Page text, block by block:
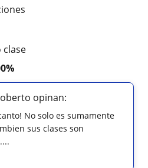
clase
opinan:
No solo es sumamente
sus clases son